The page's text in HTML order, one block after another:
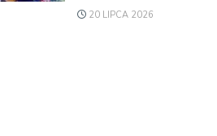
20 LIPCA 2026